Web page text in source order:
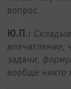
вопрос.
Ю.П.:
впечатление,
задачи,
вообще никто